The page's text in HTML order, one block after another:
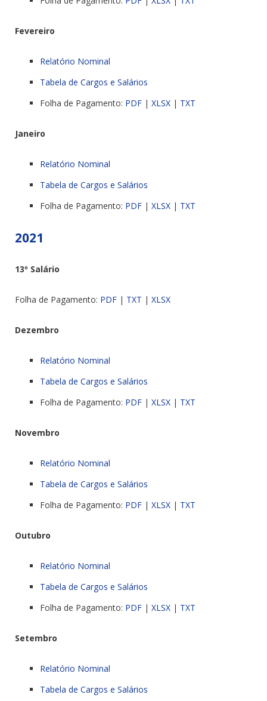
Fevereiro
Relatório Nominal
Tabela de Cargos e Salários
Folha de Pagamento: PDF | XLSX | TXT
Janeiro
Relatório Nominal
Tabela de Cargos e Salários
Folha de Pagamento: PDF | XLSX | TXT
2021
13º Salário
Folha de Pagamento: PDF | TXT | XLSX
Dezembro
Relatório Nominal
Tabela de Cargos e Salários
Folha de Pagamento: PDF | XLSX | TXT
Novembro
Relatório Nominal
Tabela de Cargos e Salários
Folha de Pagamento: PDF | XLSX | TXT
Outubro
Relatório Nominal
Tabela de Cargos e Salários
Folha de Pagamento: PDF | XLSX | TXT
Setembro
Relatório Nominal
Tabela de Cargos e Salários